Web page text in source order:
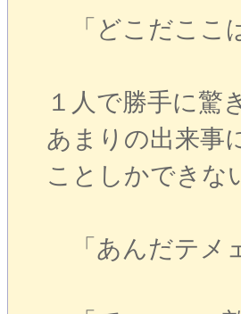
「どこだここ
１人で勝手に驚
あまりの出来事
ことしかできな
「あんだテメ